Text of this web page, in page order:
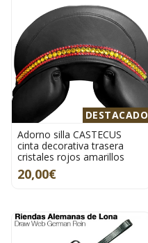
DESTACADO
Adorno silla CASTECUS
cinta decorativa trasera
cristales rojos amarillos
20,00€